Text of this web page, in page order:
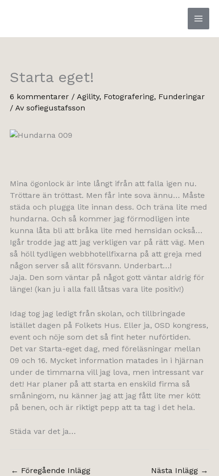
Starta eget!
6 kommentarer / Agility, Fotografering, Funderingar
/ Av sofiegustafsson
Mina ögonlock är inte långt ifrån att falla igen nu.
Tröttare än tröttast. Men får inte sova ännu… Måste
städa och plugga lite innan dess. Och träna lite med
hundarna. Och så kommer jag förmodligen inte
kunna låta bli att bråka lite med hemsidan också…
Igår trodde jag att jag verkligen var på rätt väg. Men
så höll tydligen webbhotellfixarna på att greja med
någon server så allt försvann. Underbart…!
Jaja. Den som väntar på något gott väntar aldrig för
länge! (kan ju i alla fall låtsas vara lite positiv!)
Idag tog jag ledigt från skolan, och tillbringade
istället dagen på Folkets Hus. Eller ja, OSD kongress,
event och nöje som det så fint heter nuförtiden.
Det var Starta-eget dag, med föreläsningar mellan
09 och 16. Mycket information matades in i hjärnan
under de timmarna vill jag lova, men intressant var
det! Har planer på att starta en enskild firma så
småningom, nu känner jag att jag fått lite mer kött
på benen, och är riktigt pepp att ta tag i det hela.
Städa var det ja…
← Föregående Inlägg Nästa Inlägg →